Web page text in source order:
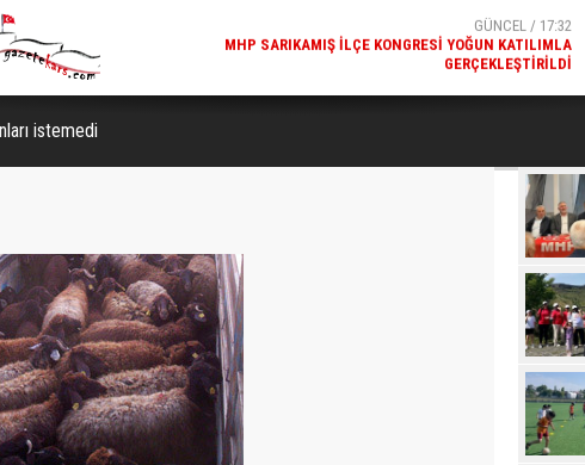
GÜNCEL / 17:08
REKREATIF GEZI TURU, SPORSEVERLERI BIR ARAYA GETIRDI
istemedi